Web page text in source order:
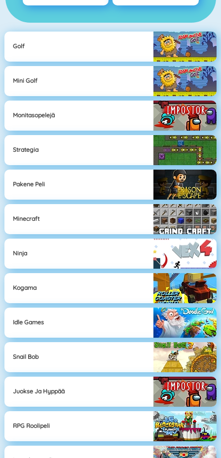
Golf
Mini Golf
Monitasopelejä
Strategia
Pakene Peli
Minecraft
Ninja
Kogama
Idle Games
Snail Bob
Juokse Ja Hyppää
RPG Roolipeli